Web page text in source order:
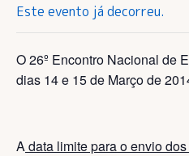
Este evento já decorreu.
O 26º Encontro Nacional de
dias 14 e 15 de Março de
Adata limite para o envio